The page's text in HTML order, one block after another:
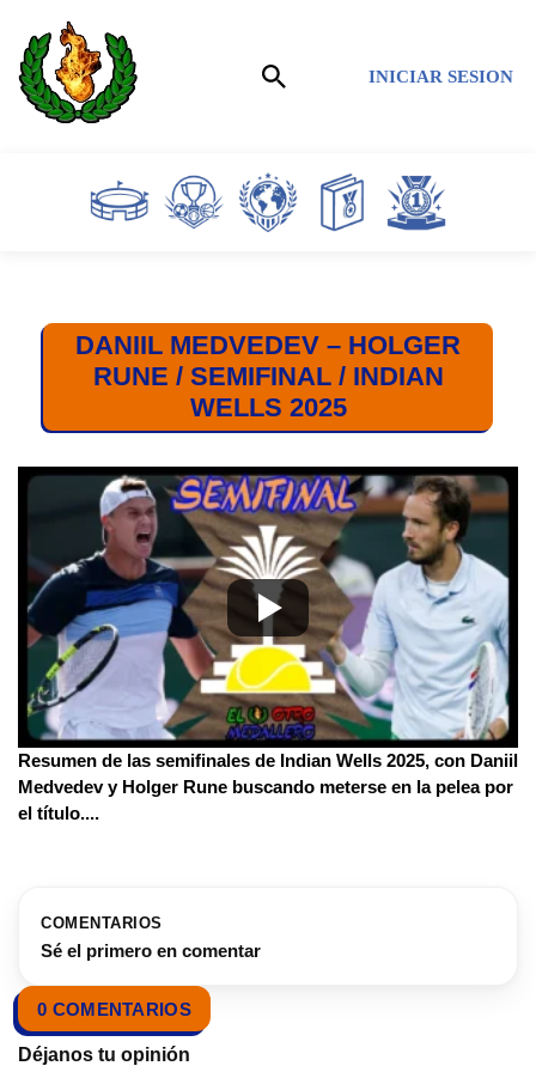
Saltar
al
contenido
INICIAR SESION
DANIIL MEDVEDEV – HOLGER
RUNE / SEMIFINAL / INDIAN
WELLS 2025
Resumen de las semifinales de Indian Wells 2025, con Daniil
Medvedev y Holger Rune buscando meterse en la pelea por
el título....
COMENTARIOS
Sé el primero en comentar
0 COMENTARIOS